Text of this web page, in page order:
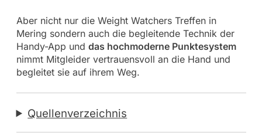
Aber nicht nur die Weight Watchers Treffen in
Mering sondern auch die begleitende Technik der
Handy-App und das hochmoderne Punktesystem
nimmt Mitgleider vertrauensvoll an die Hand und
begleitet sie auf ihrem Weg.
Quellenverzeichnis